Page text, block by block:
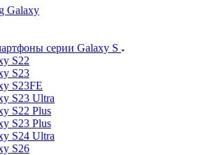
Galaxy
серии Galaxy S
S22
S23
S23FE
S23 Ultra
S22 Plus
S23 Plus
S24 Ultra
S26